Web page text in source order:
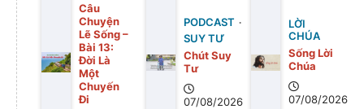
Câu
Chuyện
Lẽ Sống –
Bài 13:
Ðời Là
Một
Chuyến
Ði
PODCAST
SUY TƯ
Chút Suy
Tư
07/08/2026
LỜI
CHÚA
Sống Lời
Chúa
07/08/2026